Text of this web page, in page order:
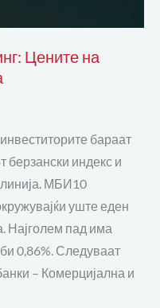
Цените на
бараат
берзански индекс и
МБИ10
уште еден
Најголем пад има
0,86%. Следуваат
– Комерцијална и